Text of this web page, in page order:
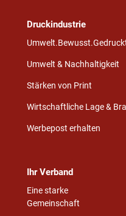
Druckindustrie
Umwelt & Nachhaltigkeit
Stärken von Print
Wirtschaftliche Lage &
Werbepost erhalten
Ihr Verband
Eine starke
Gemeinschaft